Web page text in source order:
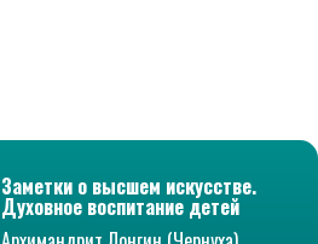
Заметки о высшем искусстве.
Духовное воспитание детей